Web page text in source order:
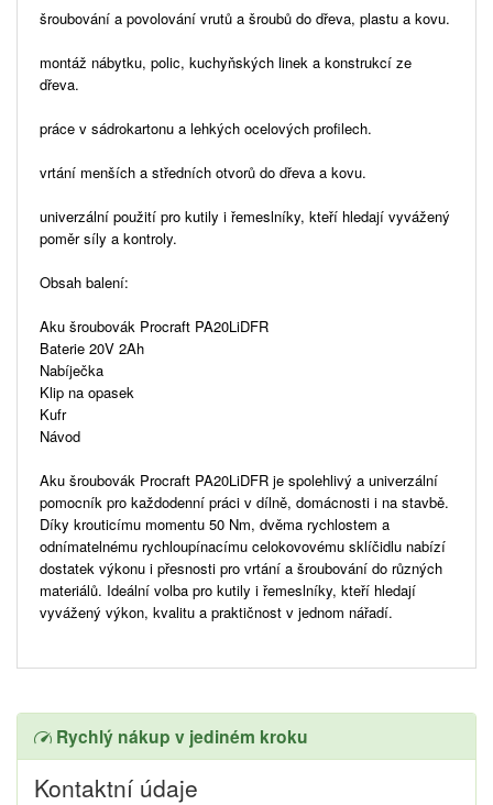
šroubování a povolování vrutů a šroubů do dřeva, plastu a kovu.
montáž nábytku, polic, kuchyňských linek a konstrukcí ze
dřeva.
práce v sádrokartonu a lehkých ocelových profilech.
vrtání menších a středních otvorů do dřeva a kovu.
univerzální použití pro kutily i řemeslníky, kteří hledají vyvážený
poměr síly a kontroly.
Obsah balení:
Aku šroubovák Procraft PA20LiDFR
Baterie 20V 2Ah
Nabíječka
Klip na opasek
Kufr
Návod
Aku šroubovák Procraft PA20LiDFR je spolehlivý a univerzální
pomocník pro každodenní práci v dílně, domácnosti i na stavbě.
Díky krouticímu momentu 50 Nm, dvěma rychlostem a
odnímatelnému rychloupínacímu celokovovému sklíčidlu nabízí
dostatek výkonu i přesnosti pro vrtání a šroubování do různých
materiálů. Ideální volba pro kutily i řemeslníky, kteří hledají
vyvážený výkon, kvalitu a praktičnost v jednom nářadí.
Rychlý nákup v jediném kroku
Kontaktní údaje